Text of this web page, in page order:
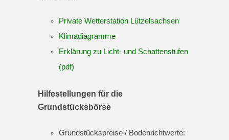
Private Wetterstation Lützelsachsen
Klimadiagramme
Erklärung zu Licht- und Schattenstufen
(pdf)
Hilfestellungen für die
Grundstücksbörse
Grundstückspreise / Bodenrichtwerte: